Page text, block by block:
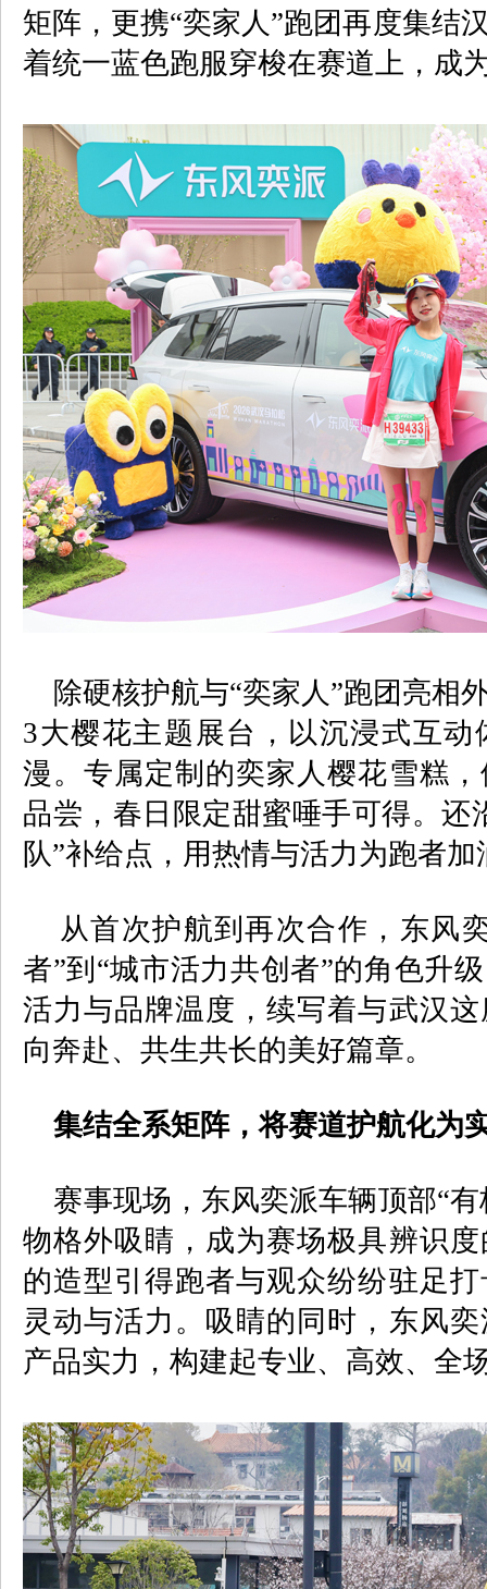
矩阵，更携“奕家人”跑团再度集结
着统一蓝色跑服穿梭在赛道上，成
除硬核护航与“奕家人”跑团亮相
3大樱花主题展台，以沉浸式互
漫。专属定制的奕家人樱花雪糕
品尝，春日限定甜蜜唾手可得。还
队”补给点，用热情与活力为跑者
从首次护航到再次合作，东风
者”到“城市活力共创者”的角色升
活力与品牌温度，续写着与武汉
向奔赴、共生共长的美好篇章。
集结全系矩阵，将赛道护航化为
赛事现场，东风奕派车辆顶部“有
物格外吸睛，成为赛场极具辨识
的造型引得跑者与观众纷纷驻足
灵动与活力。吸睛的同时，东风
产品实力，构建起专业、高效、全